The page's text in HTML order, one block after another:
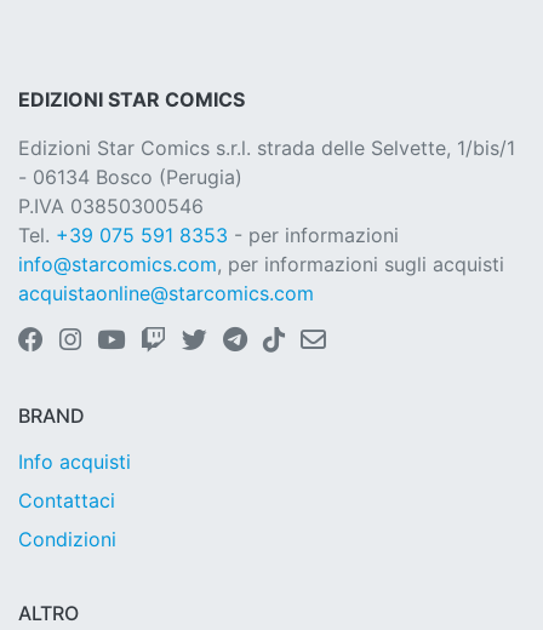
EDIZIONI STAR COMICS
Edizioni Star Comics s.r.l. strada delle Selvette, 1/bis/1
- 06134 Bosco (Perugia)
P.IVA 03850300546
Tel. +39 075 591 8353 - per informazioni
info@starcomics.com, per informazioni sugli acquisti
acquistaonline@starcomics.com
BRAND
Info acquisti
Contattaci
Condizioni
ALTRO